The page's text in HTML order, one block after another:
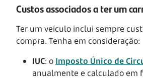
Custos associados a ter um
Ter um veículo inclui sempre
compra. Tenha em consideração:
IUC: o Imposto Único de
anualmente e calculado em